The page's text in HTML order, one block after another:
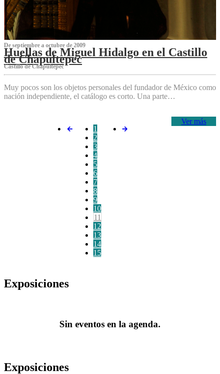
De septiembre a octubre de 2009
Huellas de Miguel Hidalgo en el Castillo
de Chapultepec
Castillo de Chapultepec
Muy pocos son los objetos personales del fundador de México como
nación independiente, el catálogo es corto. Una parte…
Ver más
1
2
3
4
5
6
7
8
9
10
11
12
13
14
15
Exposiciones
Sin eventos en la agenda.
Exposiciones